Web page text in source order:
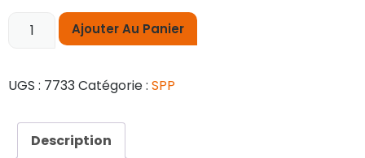
Ajouter Au Panier
UGS : 7733Catégorie : SPP
Description